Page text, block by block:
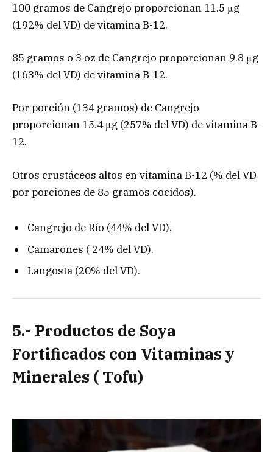
100 gramos de Cangrejo proporcionan 11.5 μg
(192% del VD) de vitamina B-12.
85 gramos o 3 oz de Cangrejo proporcionan 9.8 μg
(163% del VD) de vitamina B-12.
Por porción (134 gramos) de Cangrejo
proporcionan 15.4 μg (257% del VD) de vitamina B-
12.
Otros crustáceos altos en vitamina B-12 (% del VD
por porciones de 85 gramos cocidos).
Cangrejo de Río (44% del VD).
Camarones ( 24% del VD).
Langosta (20% del VD).
5.- Productos de Soya
Fortificados con Vitaminas y
Minerales ( Tofu)